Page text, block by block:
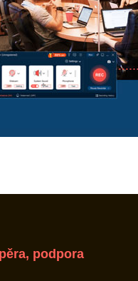
podpora